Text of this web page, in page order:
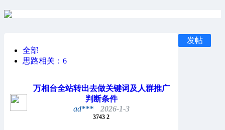
发帖
全部
思路相关： 6
万相台全站转出去做关键词及人群推广
判断条件
ad***
2026-1-3
3743 2